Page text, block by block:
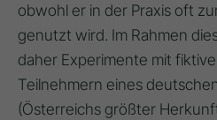
obwohl er in der Praxis oft
genutzt wird. Im Rahmen
daher Experimente mit
Teilnehmern eines
(Österreichs größter